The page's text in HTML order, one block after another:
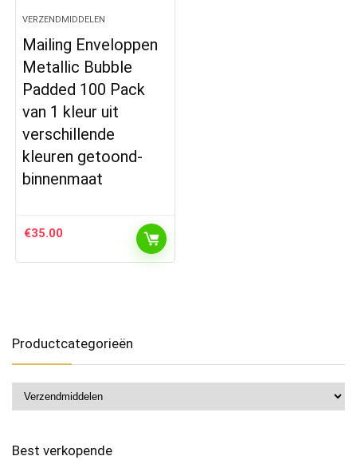
VERZENDMIDDELEN
Mailing Enveloppen
Metallic Bubble
Padded 100 Pack
van 1 kleur uit
verschillende
kleuren getoond-
binnenmaat
€35.00
Productcategorieën
Best verkopende